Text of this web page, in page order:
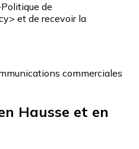
de
et de recevoir la
commerciales
Hausse et en